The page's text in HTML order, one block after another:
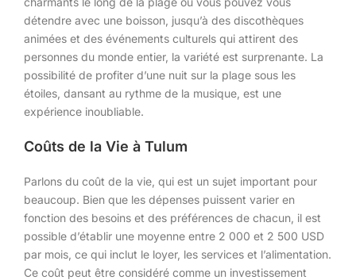
détendre avec une boisson, jusqu’à des discothèques
animées et des événements culturels qui attirent des
personnes du monde entier, la variété est surprenante. La
possibilité de profiter d’une nuit sur la plage sous les
étoiles, dansant au rythme de la musique, est une
expérience inoubliable.
Coûts de la Vie à Tulum
Parlons du coût de la vie, qui est un sujet important pour
beaucoup. Bien que les dépenses puissent varier en
fonction des besoins et des préférences de chacun, il est
possible d’établir une moyenne entre 2 000 et 2 500 USD
par mois, ce qui inclut le loyer, les services et l’alimentation.
Ce coût peut être considéré comme un investissement